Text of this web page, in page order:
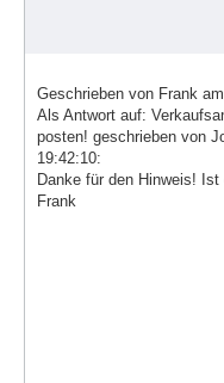
Geschrieben von Frank
Als Antwort auf:
posten! geschrieben von
19:42:10:
Danke für den Hinweis!
Frank